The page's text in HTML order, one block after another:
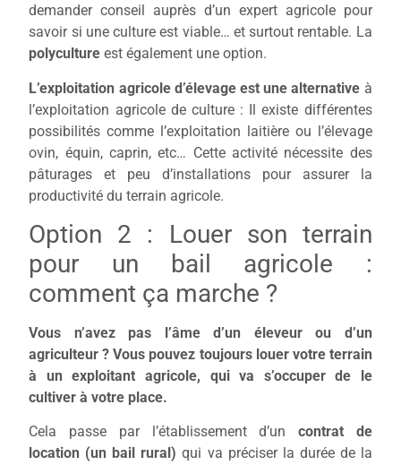
demander conseil auprès d’un expert agricole pour
savoir si une culture est viable… et surtout rentable. La
polyculture est également une option.
L’exploitation agricole d’élevage est une alternative à
l’exploitation agricole de culture : Il existe différentes
possibilités comme l’exploitation laitière ou l’élevage
ovin, équin, caprin, etc… Cette activité nécessite des
pâturages et peu d’installations pour assurer la
productivité du terrain agricole.
Option 2 : Louer son terrain
pour un bail agricole :
comment ça marche ?
Vous n’avez pas l’âme d’un éleveur ou d’un
agriculteur ? Vous pouvez toujours louer votre terrain
à un exploitant agricole, qui va s’occuper de le
cultiver à votre place.
Cela passe par l’établissement d’un
contrat de
location (un bail rural)qui va préciser la durée de la